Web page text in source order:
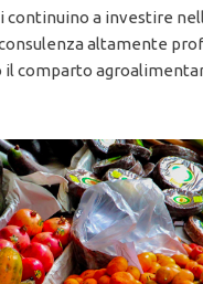
a investire
altamente
comparto